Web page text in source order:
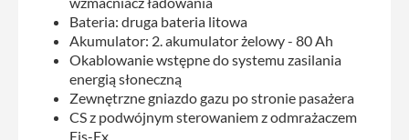
Bateria: druga bateria litowa
Akumulator: 2. akumulator żelowy - 80 Ah
Okablowanie wstępne do systemu zasilania
energią słoneczną
Zewnętrzne gniazdo gazu po stronie pasażera
CS z podwójnym sterowaniem z odmrażaczem
Eis-Ex